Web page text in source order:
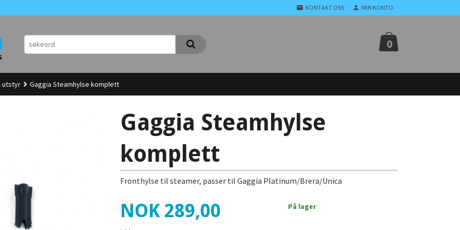
KONTAKT OSS MIN KONTO
0
utstyr Gaggia Steamhylse komplett
Gaggia Steamhylse
komplett
Fronthylse til steamer, passer til Gaggia Platinum/Brera/Unica
Pris
NOK 289,00 På lager